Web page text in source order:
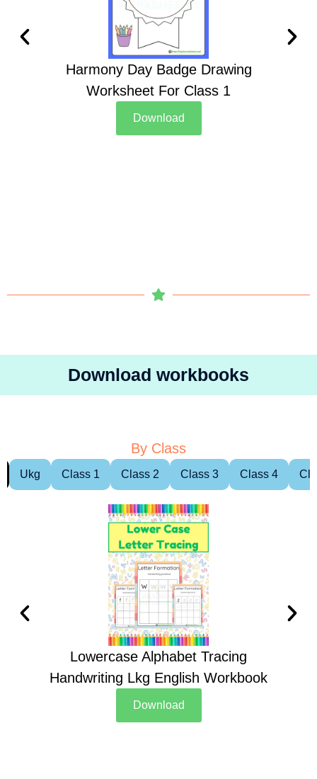
Harmony Day Badge Drawing
Worksheet For Class 1
Download
Download workbooks
By Class
Ukg Class 1 Class 2 Class 3 Class 4
Lowercase Alphabet Tracing
Handwriting Lkg English Workbook
Download